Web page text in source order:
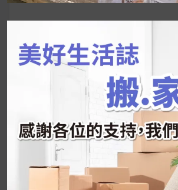
關
鍵
韓國人為什麼不容易胖？
推的MZ Diet ！
好吃的蛋白點心還有好玩的運動
年已經等不及帶這盒跟我的親戚
享～
2026 過年禮盒推薦｜五款百元
停用猛健樂後會反彈嗎？作用解